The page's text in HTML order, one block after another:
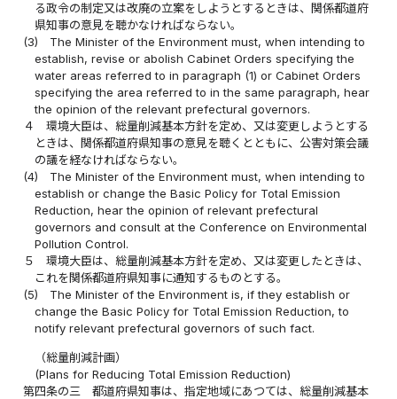
る政令の制定又は改廃の立案をしようとするときは、関係都道府
県知事の意見を聴かなければならない。
(3)
The Minister of the Environment must, when intending to
establish, revise or abolish Cabinet Orders specifying the
water areas referred to in paragraph (1) or Cabinet Orders
specifying the area referred to in the same paragraph, hear
the opinion of the relevant prefectural governors.
４
環境大臣は、総量削減基本方針を定め、又は変更しようとする
ときは、関係都道府県知事の意見を聴くとともに、公害対策会議
の議を経なければならない。
(4)
The Minister of the Environment must, when intending to
establish or change the Basic Policy for Total Emission
Reduction, hear the opinion of relevant prefectural
governors and consult at the Conference on Environmental
Pollution Control.
５
環境大臣は、総量削減基本方針を定め、又は変更したときは、
これを関係都道府県知事に通知するものとする。
(5)
The Minister of the Environment is, if they establish or
change the Basic Policy for Total Emission Reduction, to
notify relevant prefectural governors of such fact.
（総量削減計画）
(Plans for Reducing Total Emission Reduction)
第四条の三
都道府県知事は、指定地域にあつては、総量削減基本